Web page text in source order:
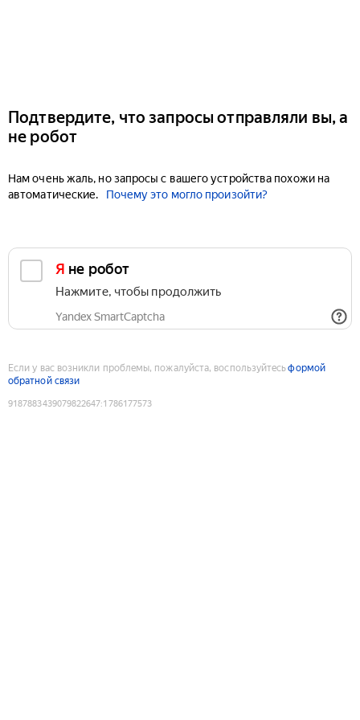
Подтвердите, что запросы отправляли вы, а
не робот
Нам очень жаль, но запросы с вашего устройства похожи на
автоматические.
Почему это могло произойти?
Я не робот
Нажмите, чтобы продолжить
Yandex SmartCaptcha
Если у вас возникли проблемы, пожалуйста, воспользуйтесьформой
обратной связи
9187883439079822647:1786177573